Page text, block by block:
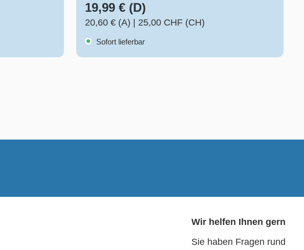
19,99 € (D)
20,60 € (A) 25,00 CHF (CH)
Sofort lieferbar
Wir helfen Ihnen gern
Sie haben Fragen rund